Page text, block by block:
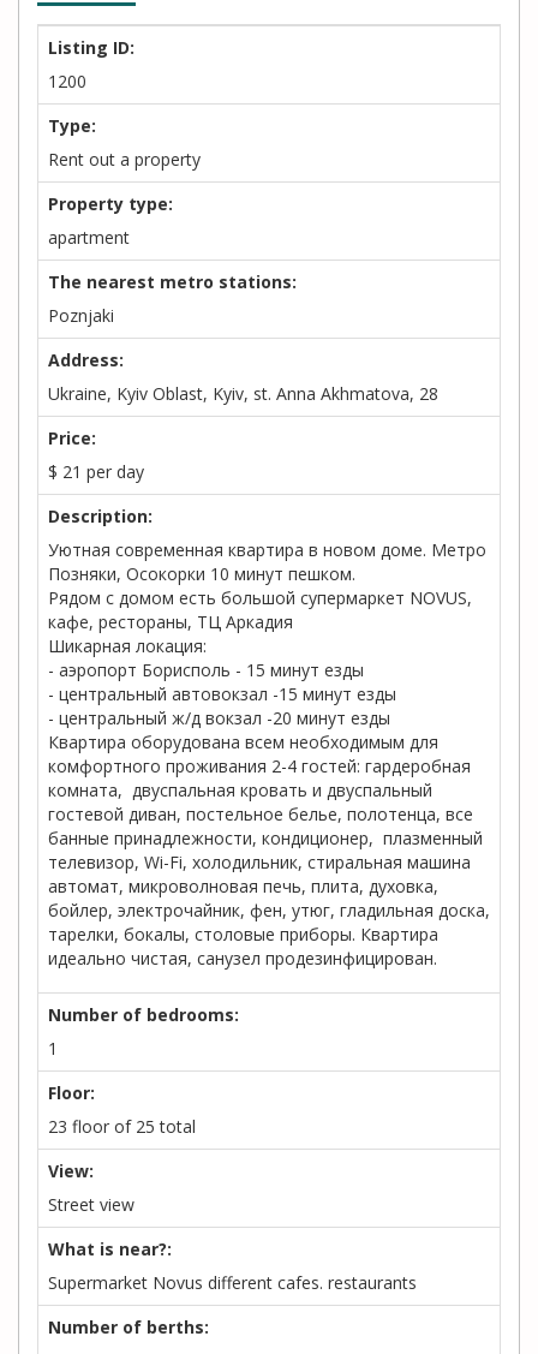
Listing ID:
1200
Type:
Rent out a property
Property type:
apartment
The nearest metro stations:
Poznjaki
Address:
Ukraine, Kyiv Oblast, Kyiv, st. Anna Akhmatova, 28
Price:
$ 21 per day
Description:
Уютная современная квартира в новом доме. Метро
Позняки, Осокорки 10 минут пешком.
Рядом с домом есть большой супермаркет NOVUS,
кафе, рестораны, ТЦ Аркадия
Шикарная локация:
- аэропорт Борисполь - 15 минут езды
- центральный автовокзал -15 минут езды
- центральный ж/д вокзал -20 минут езды
Квартира оборудована всем необходимым для
комфортного проживания 2-4 гостей: гардеробная
комната, двуспальная кровать и двуспальный
гостевой диван, постельное белье, полотенца, все
банные принадлежности, кондиционер, плазменный
телевизор, Wi-Fi, холодильник, стиральная машина
автомат, микроволновая печь, плита, духовка,
бойлер, электрочайник, фен, утюг, гладильная доска,
тарелки, бокалы, столовые приборы. Квартира
идеально чистая, санузел продезинфицирован.
Number of bedrooms:
1
Floor:
23 floor of 25 total
View:
Street view
What is near?:
Supermarket Novus different cafes. restaurants
Number of berths: